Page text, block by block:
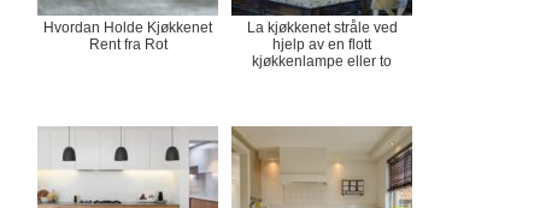
Hvordan Holde Kjøkkenet
Rent fra Rot
La kjøkkenet stråle ved
hjelp av en flott
kjøkkenlampe eller to